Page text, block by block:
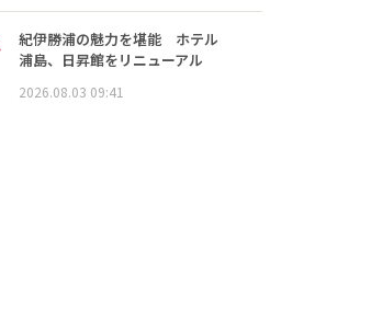
紀伊勝浦の魅力を堪能 ホテル
浦島、日昇館をリニューアル
2026.08.03 09:41